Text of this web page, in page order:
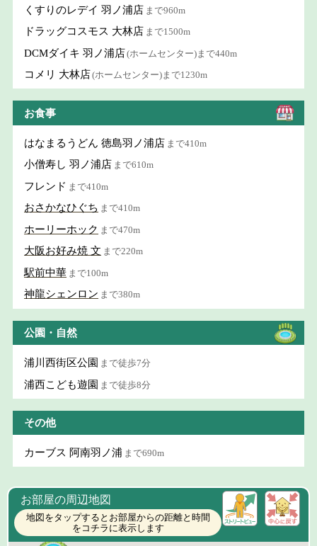
くすりのレデイ 羽ノ浦店 まで960m
ドラッグコスモス 大林店 まで1500m
DCMダイキ 羽ノ浦店(ホームセンター)まで440m
コメリ 大林店(ホームセンター)まで1230m
お食事
はなまるうどん 徳島羽ノ浦店 まで410m
小僧寿し 羽ノ浦店 まで610m
フレンド まで410m
おさかなひぐち まで410m
ホーリーホック まで470m
大阪お好み焼 文 まで220m
駅前中華 まで100m
神龍シェンロン まで380m
公園・自然
浦川西街区公園 まで徒歩7分
浦西こども遊園 まで徒歩8分
その他
カーブス 阿南羽ノ浦 まで690m
お部屋の周辺地図
地図をタップするとお部屋からの距離と時間
をコチラに表示します